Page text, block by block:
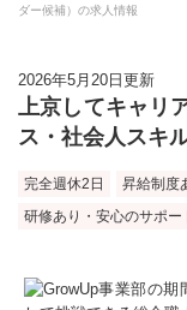
ダー候補）の求人情報
2026年5月20日更新
上京してキャリ
ス・社会人スキ
完全週休2日 昇給制度
研修あり・安心のサポー